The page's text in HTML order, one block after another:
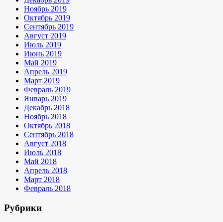
Ноябрь 2019
Октябрь 2019
Сентябрь 2019
Август 2019
Июль 2019
Июнь 2019
Май 2019
Апрель 2019
Март 2019
Февраль 2019
Январь 2019
Декабрь 2018
Ноябрь 2018
Октябрь 2018
Сентябрь 2018
Август 2018
Июль 2018
Май 2018
Апрель 2018
Март 2018
Февраль 2018
Рубрики